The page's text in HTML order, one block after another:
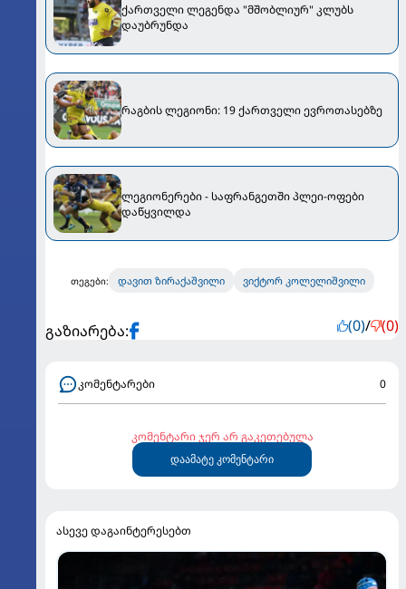
ქართველი ლეგენდა "მშობლიურ" კლუბს
დაუბრუნდა
რაგბის ლეგიონი: 19 ქართველი ევროთასებზე
ლეგიონერები - საფრანგეთში პლეი-ოფები
დაწყვილდა
თეგები: დავით ზირაქაშვილი ვიქტორ კოლელიშვილი
გაზიარება: (0)/ (0)
კომენტარები 0
კომენტარი ჯერ არ გაკეთებულა
დაამატე კომენტარი
ასევე დაგაინტერესებთ